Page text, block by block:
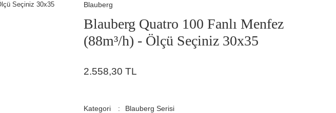
Blauberg
Blauberg Quatro 100 Fanlı Menfez
(88m³/h) - Ölçü Seçiniz 30x35
2.558,30 TL
Kategori
Blauberg Serisi